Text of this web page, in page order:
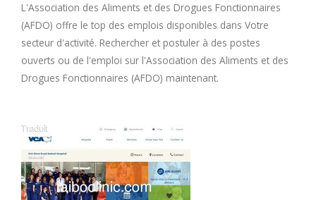
L'Association des Aliments et des Drogues Fonctionnaires
(AFDO) offre le top des emplois disponibles dans Votre
secteur d'activité. Rechercher et postuler à des postes
ouverts ou de l'emploi sur l'Association des Aliments et des
Drogues Fonctionnaires (AFDO) maintenant.